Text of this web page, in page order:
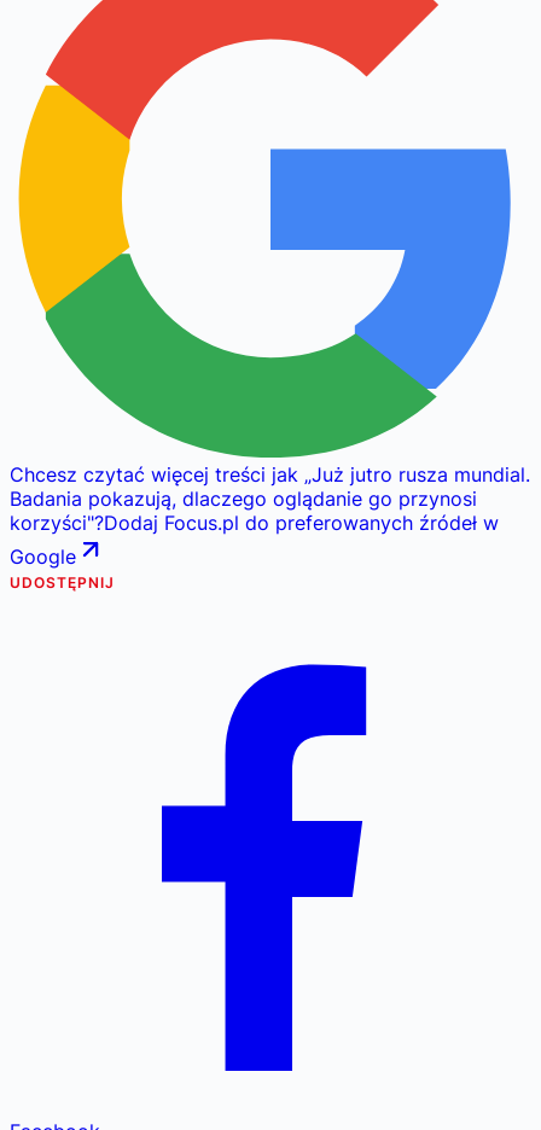
Chcesz czytać więcej treści jak „Już jutro rusza mundial.
Badania pokazują, dlaczego oglądanie go przynosi
korzyści"?Dodaj Focus.pl do preferowanych źródeł w
Google
UDOSTĘPNIJ